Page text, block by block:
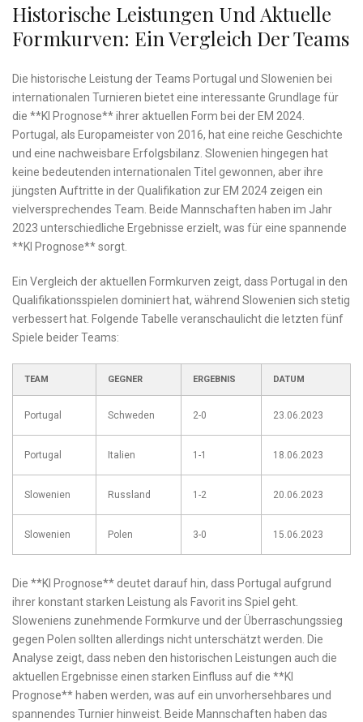
Historische Leistungen Und Aktuelle
Formkurven: Ein Vergleich Der Teams
Die ‍historische Leistung ​der Teams Portugal⁢ und Slowenien bei
internationalen Turnieren bietet eine interessante Grundlage für
⁢die **KI Prognose** ihrer aktuellen Form bei⁣ der⁢ EM 2024.
Portugal, als Europameister von 2016, hat eine reiche Geschichte
und​ eine nachweisbare Erfolgsbilanz. Slowenien hingegen hat
keine bedeutenden internationalen Titel gewonnen, aber ihre
jüngsten ⁢Auftritte‍ in der Qualifikation zur EM 2024 zeigen ein⁢
vielversprechendes Team. Beide ⁢Mannschaften haben im Jahr
2023 ‌unterschiedliche Ergebnisse erzielt, was für eine spannende
**KI Prognose** sorgt.
Ein Vergleich der aktuellen ⁣Formkurven zeigt, dass Portugal in den
Qualifikationsspielen dominiert hat,​ während Slowenien sich‍ stetig
verbessert hat. Folgende Tabelle veranschaulicht die ⁣letzten fünf
Spiele⁤ beider Teams:
TEAM GEGNER ERGEBNIS DATUM
Portugal Schweden 2-0 23.06.2023
Portugal Italien 1-1 18.06.2023
Slowenien Russland 1-2 20.06.2023
Slowenien Polen 3-0 15.06.2023
Die **KI Prognose** deutet darauf hin, dass Portugal aufgrund
‍ihrer konstant starken⁣ Leistung als Favorit ins Spiel geht.
Sloweniens zunehmende Formkurve und⁢ der Überraschungssieg
gegen Polen sollten allerdings ‌nicht unterschätzt werden.⁤ Die
Analyse zeigt, dass neben den historischen Leistungen auch⁣ die
aktuellen‍ Ergebnisse einen starken​ Einfluss ​auf​ die **KI
Prognose** haben werden, ‌was auf ein unvorhersehbares‍ und⁤
spannendes⁢ Turnier hinweist. Beide Mannschaften haben das